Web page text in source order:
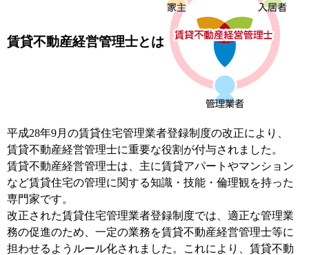
賃貸不動産経営管理士とは
平成28年9月の賃貸住宅管理業者登録制度の改正により、
賃貸不動産経営管理士に重要な役割が付与されました。
賃貸不動産経営管理士は、主に賃貸アパートやマンション
など賃貸住宅の管理に関する知識・技能・倫理観を持った
専門家です。
改正された賃貸住宅管理業者登録制度では、適正な管理業
務の促進のため、一定の業務を賃貸不動産経営管理士等に
担わせるようルール化されました。これにより、賃貸不動